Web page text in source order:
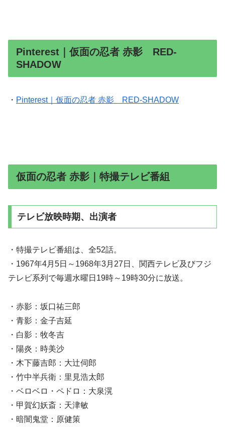
Pinterest｜仮面の忍者 赤影 RED-
SHADOW
・ Pinterest｜仮面の忍者 赤影 RED-SHADOW
仮面の忍者 赤影｜特撮テレビ番組
テレビ放映時期、出演者
・特撮テレビ番組は、全52話。
・1967年4月5日～1968年3月27日、関西テレビ及びフジ
テレビ系列で毎週水曜日19時～19時30分に放送。
・赤影：坂口祐三郎
・青影：金子吉延
・白影：牧冬吉
・陽炎：時美沙
・木下藤吉郎：大辻伺郎
・竹中半兵衛：里見浩太郎
・ベロベロ・ペドロ：大泉滉
・甲賀幻妖斎：天津敏
・暗闇鬼堂：原健策